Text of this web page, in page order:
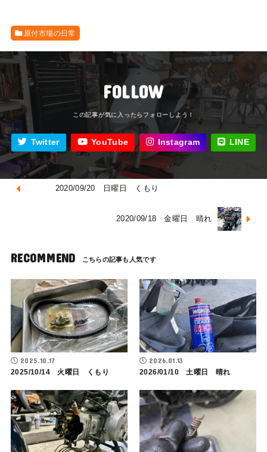
原付市場の日常
FOLLOW
Twitter YouTube Instagram LINE
2020/09/20 日曜日 くもり
2020/09/18 金曜日 晴れ
RECOMMEND
2025.10.17
2025/10/14 火曜日 くもり
2026.01.13
2026/01/10 土曜日 晴れ